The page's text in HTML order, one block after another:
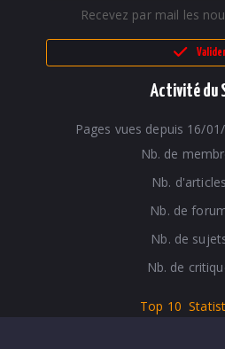
Recevez par mail les
Valider
Activité du
Pages vues depuis 16/
Nb. de
Nb. d'articles
Nb. de
Nb. de
Nb. de
Top 10